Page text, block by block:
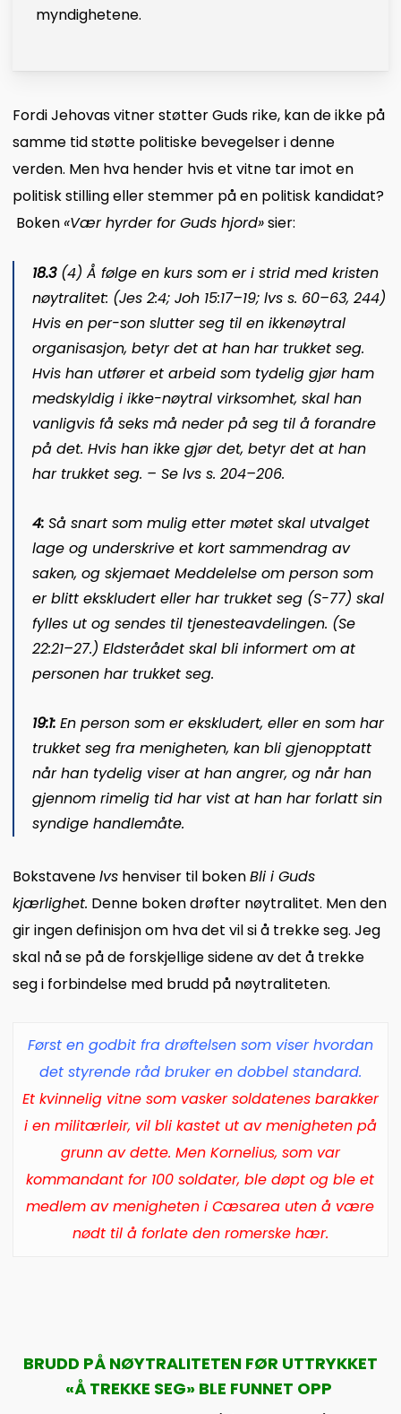
myndighetene.
Fordi Jehovas vitner støtter Guds rike, kan de ikke på
samme tid støtte politiske bevegelser i denne
verden. Men hva hender hvis et vitne tar imot en
politisk stilling eller stemmer på en politisk kandidat?
Boken«Vær hyrder for Guds hjord»sier:
18.3(4) Å følge en kurs som er i strid med kristen
nøytralitet: (Jes 2:4; Joh 15:17–19; lvs s. 60–63, 244)
Hvis en per-son slutter seg til en ikkenøytral
organisasjon, betyr det at han har trukket seg.
Hvis han utfører et arbeid som tydelig gjør ham
medskyldig i ikke-nøytral virksomhet, skal han
vanligvis få seks må neder på seg til å forandre
på det. Hvis han ikke gjør det, betyr det at han
har trukket seg. – Se lvs s. 204–206.
4:Så snart som mulig etter møtet skal utvalget
lage og underskrive et kort sammendrag av
saken, og skjemaet Meddelelse om person som
er blitt ekskludert eller har trukket seg (S-77) skal
fylles ut og sendes til tjenesteavdelingen. (Se
22:21–27.) Eldsterådet skal bli informert om at
personen har trukket seg.
19:1:En person som er ekskludert, eller en som har
trukket seg fra menigheten, kan bli gjenopptatt
når han tydelig viser at han angrer, og når han
gjennom rimelig tid har vist at han har forlatt sin
syndige handlemåte.
Bokstavenelvshenviser til bokenBli i Guds
kjærlighet. Denne boken drøfter nøytralitet. Men den
gir ingen definisjon om hva det vil si å trekke seg. Jeg
skal nå se på de forskjellige sidene av det å trekke
seg i forbindelse med brudd på nøytraliteten.
Først en godbit fra drøftelsen som viser hvordan
det styrende råd bruker en dobbel standard.
Et kvinnelig vitne som vasker soldatenes barakker
i en militærleir, vil bli kastet ut av menigheten på
grunn av dette. Men Kornelius, som var
kommandant for 100 soldater, ble døpt og ble et
medlem av menigheten i Cæsarea uten å være
nødt til å forlate den romerske hær.
BRUDD PÅ NØYTRALITETEN FØR UTTRYKKET
«Å TREKKE SEG» BLE FUNNET OPP